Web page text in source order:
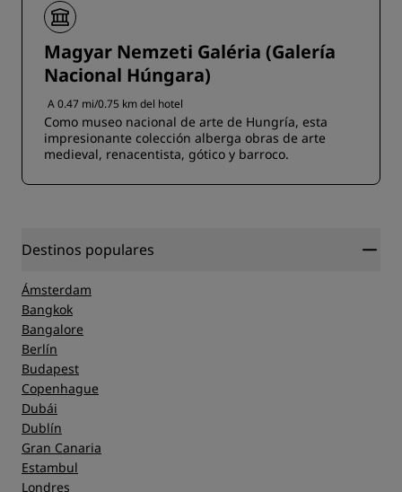
Magyar Nemzeti Galéria (Galería
Nacional Húngara)
A 0.47 mi/0.75 km del hotel
Como museo nacional de arte de Hungría, esta
impresionante colección alberga obras de arte
medieval, renacentista, gótico y barroco.
Destinos populares
Ámsterdam
Bangkok
Bangalore
Berlín
Budapest
Copenhague
Dubái
Dublín
Gran Canaria
Estambul
Londres